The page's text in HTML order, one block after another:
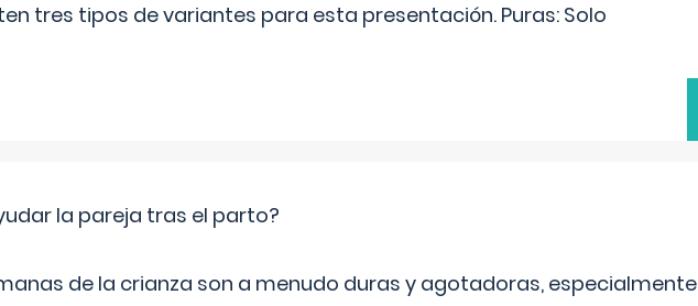
tres tipos de variantes para esta presentación. Puras: Solo
la pareja tras el parto?
de la crianza son a menudo duras y agotadoras, especialmente